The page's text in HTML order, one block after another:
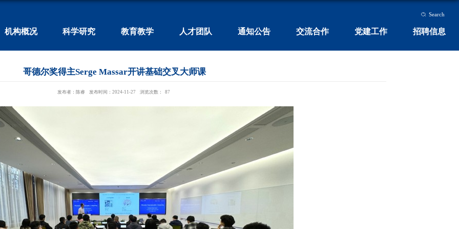
Search
机构概况 科学研究 教育教学 人才团队 通知公告 交流合作 党建工作 招聘信息
哥德尔奖得主Serge Massar开讲基础交叉大师课
发布者：陈睿 发布时间：2024-11-27 浏览次数： 87